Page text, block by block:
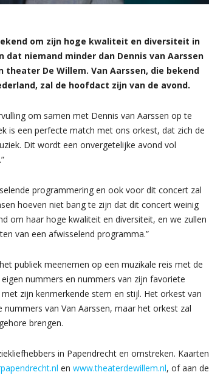
om zijn hoge kwaliteit en diversiteit in
niemand minder dan Dennis van Aarssen
De Willem. Van Aarssen, die bekend
zal de hoofdact zijn van de avond.
om samen met Dennis van Aarssen op te
is een perfecte match met ons orkest, dat zich de
Dit wordt een onvergetelijke avond vol
programmering en ook voor dit concert zal
hoeven niet bang te zijn dat dit concert weinig
om haar hoge kwaliteit en diversiteit, en we zullen
van een afwisselend programma.”
publiek meenemen op een muzikale reis met de
eigen nummers en nummers van zijn favoriete
zijn kenmerkende stem en stijl. Het orkest van
van Van Aarssen, maar het orkest zal
brengen.
in Papendrecht en omstreken. Kaarten
en www.theaterdewillem.nl, of aan de